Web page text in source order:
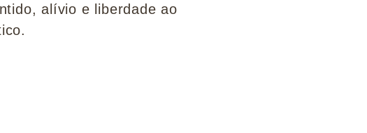
alívio e liberdade ao